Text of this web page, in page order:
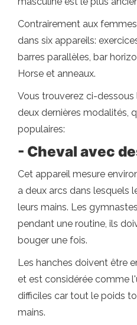
Contrairement aux
dans six appareils:
barres parallèles, bar
Horse et anneaux.
Vous trouverez ci-
deux dernières modalités,
populaires:
- Cheval avec
Cet appareil mesure
a deux arcs dans lesquels
leurs mains. Les
pendant une routine, ils
bouger une fois.
Les hanches doivent être
et est considérée comme
difficiles car tout le poids
mains.